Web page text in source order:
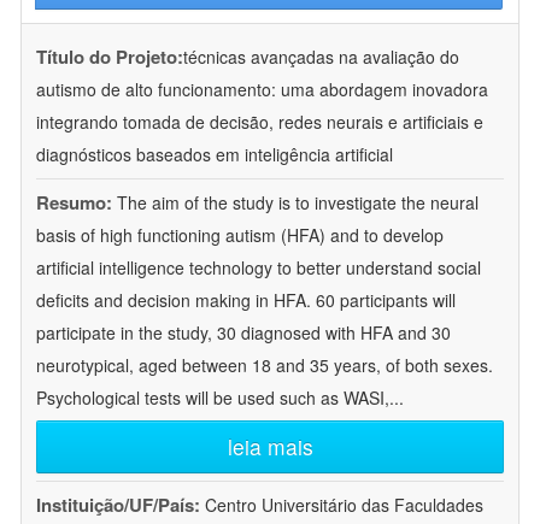
Título do Projeto:técnicas avançadas na avaliação do
autismo de alto funcionamento: uma abordagem inovadora
integrando tomada de decisão, redes neurais e artificiais e
diagnósticos baseados em inteligência artificial
Resumo: The aim of the study is to investigate the neural
basis of high functioning autism (HFA) and to develop
artificial intelligence technology to better understand social
deficits and decision making in HFA. 60 participants will
participate in the study, 30 diagnosed with HFA and 30
neurotypical, aged between 18 and 35 years, of both sexes.
Psychological tests will be used such as WASI,...
leia mais
Instituição/UF/País: Centro Universitário das Faculdades